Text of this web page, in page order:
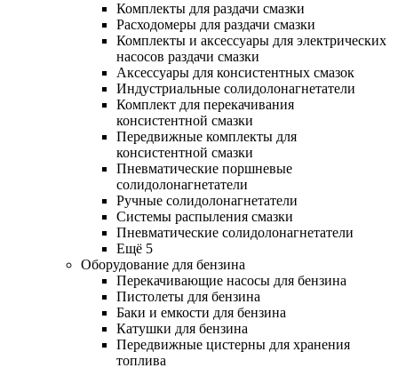
Комплекты для раздачи смазки
Расходомеры для раздачи смазки
Комплекты и аксессуары для электрических
насосов раздачи смазки
Аксессуары для консистентных смазок
Индустриальные солидолонагнетатели
Комплект для перекачивания
консистентной смазки
Передвижные комплекты для
консистентной смазки
Пневматические поршневые
солидолонагнетатели
Ручные солидолонагнетатели
Системы распыления смазки
Пневматические солидолонагнетатели
Ещё 5
Оборудование для бензина
Перекачивающие насосы для бензина
Пистолеты для бензина
Баки и емкости для бензина
Катушки для бензина
Передвижные цистерны для хранения
топлива